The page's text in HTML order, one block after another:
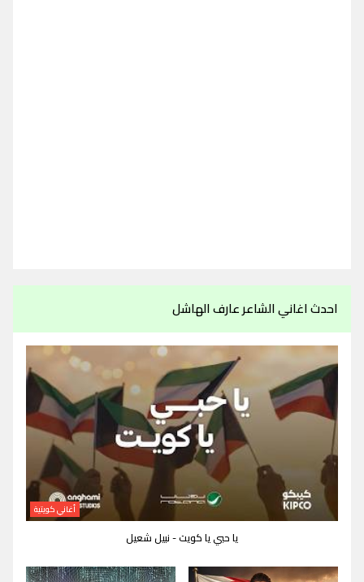
احدث اغاني الشاعر عارف الهاشل
أغاني كويتية
يا حبي يا كويت - نبيل شعيل